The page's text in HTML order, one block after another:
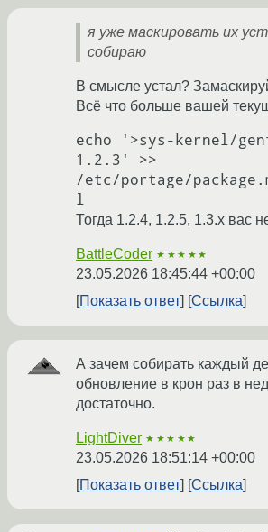
я уже маскировать их
собираю
В смысле устал?
Всё что больше вашей
echo '>sys-kernel/
1.2.3' >>
/etc/portage/
Тогда 1.2.4, 1.2.5, 1.3.x вас
BattleCoder ★★★★★
23.05.2026 18:45:44 +00:00
Показать ответ
Ссылка
А зачем собирать каждый
обновление в крон раз в
достаточно.
LightDiver ★★★★★
23.05.2026 18:51:14 +00:00
Показать ответ
Ссылка